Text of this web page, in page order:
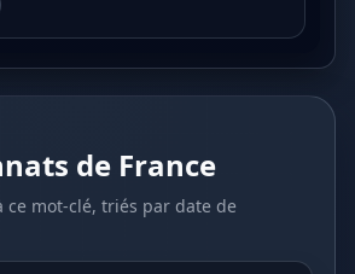
de France
ce mot-clé, triés par date de